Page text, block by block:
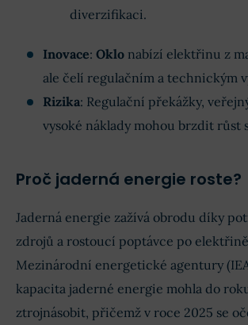
diverzifikaci.
Inovace: Oklo nabízí elektřinu z
ale čelí regulačním a technickým
Rizika: Regulační překážky,
vysoké náklady mohou brzdit růst
Proč jaderná energie roste?
Jaderná energie zažívá obrodu díky
zdrojů a rostoucí poptávce po
Mezinárodní energetické agentury
kapacita jaderné energie mohla do
ztrojnásobit, přičemž v roce 2025 se